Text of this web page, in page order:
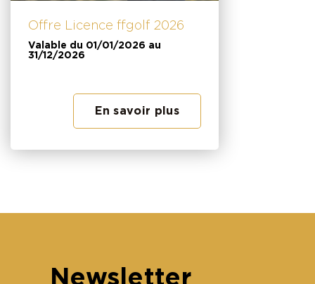
Offre Licence ffgolf 2026
Valable du 01/01/2026 au
31/12/2026
En savoir plus
Newsletter